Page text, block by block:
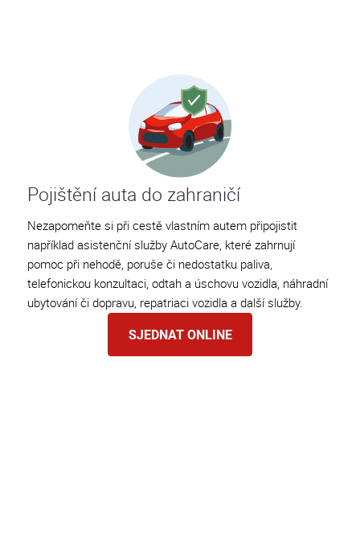
Pojištění auta do zahraničí
Nezapomeňte si při cestě vlastním autem připojistit
například asistenční služby AutoCare, které zahrnují
pomoc při nehodě, poruše či nedostatku paliva,
telefonickou konzultaci, odtah a úschovu vozidla, náhradní
ubytování či dopravu, repatriaci vozidla a další služby.
SJEDNAT ONLINE